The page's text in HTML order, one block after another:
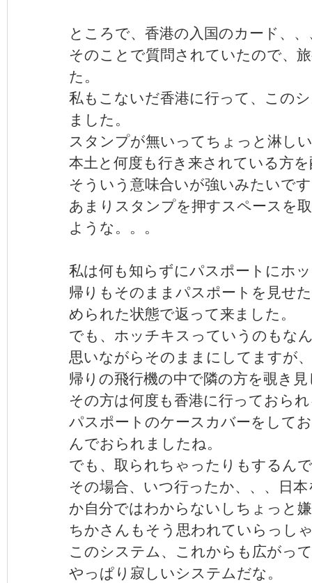
ところで、香港の入国のカード、
そのことで質問されていたので、
た。
私もこないだ香港に行って、この
ました。
スタンプが無いってちょっと淋し
本土と何度も行き来されている方
そういう意味合いが強いみたいで
あまりスタンプを押すスペースを
ような。。。
私は何も知らずにパスポートにホ
帰りもそのままパスポートを見せ
められた状態で返って来ました。
でも、ホッチキスっていうのもな
思いながらそのままにしてますが、
帰りの飛行機の中で隣の方を覗き
その方は何度も香港に行っておら
パスポートのケースカバーをして
んでおられましたね。
でも、取られちゃったりもするん
その場合、いつ行ったか、、、日
か自分ではわからないしちょっと
ちかさんもそう思われていらっし
このシステム、これからも広がっ
やっぱり寂しいシステムだな。